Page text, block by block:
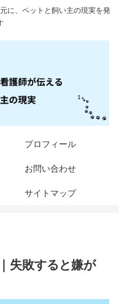
に、ペットと飼い主の現実を発
プロフィール
お問い合わせ
サイトマップ
失敗すると嫌が